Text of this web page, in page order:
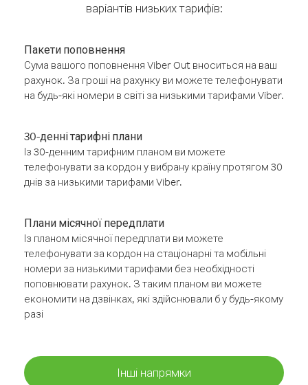
варіантів низьких тарифів:
Пакети поповнення
Сума вашого поповнення Viber Out вноситься на ваш
рахунок. За гроші на рахунку ви можете телефонувати
на будь-які номери в світі за низькими тарифами Viber.
30-денні тарифні плани
Із 30-денним тарифним планом ви можете
телефонувати за кордон у вибрану країну протягом 30
днів за низькими тарифами Viber.
Плани місячної передплати
Із планом місячної передплати ви можете
телефонувати за кордон на стаціонарні та мобільні
номери за низькими тарифами без необхідності
поповнювати рахунок. З таким планом ви можете
економити на дзвінках, які здійснювали б у будь-якому
разі
Інші напрямки